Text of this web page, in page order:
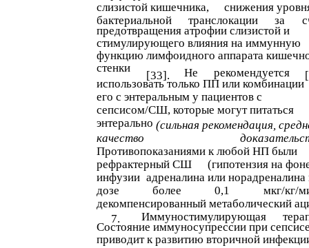
слизистой кишечника,
снижения
бактериальной
транслокации за
предотвращения атрофии слизистой и
стимулирующего влияния на иммунную
функцию лимфоидного аппарата
стенки
[33]. Не рекомендуется
использовать только ПП или комбинации
его с энтеральным у пациентов с
сепсисом/СШ, которые могут питаться
энтерально (сильная рекомендация,
качество
Противопоказаниями к любой НП были
рефрактерный СШ
(гипотензия на
инфузии адреналина или норадреналина
дозе
более 0,1
мкг/кг/
декомпенсированный метаболический
7.
Иммуностимулирующая
Состояние иммуносупрессии при
приводит к развитию вторичной